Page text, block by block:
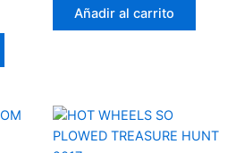
Añadir al carrito